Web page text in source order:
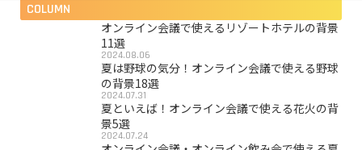
COLUMN
オンライン会議で使えるリゾートホテルの背景
11選
2024.08.06
夏は野球の気分！オンライン会議で使える野球
の背景18選
2024.07.31
夏といえば！オンライン会議で使える花火の背
景5選
2024.07.24